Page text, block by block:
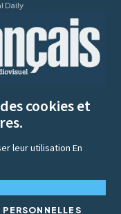
Daily
cookies et
leur utilisationEn